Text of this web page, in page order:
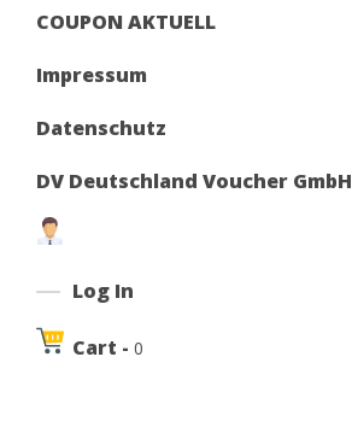
COUPON AKTUELL
Impressum
Datenschutz
DV Deutschland Voucher GmbH
Log In
Cart - 0